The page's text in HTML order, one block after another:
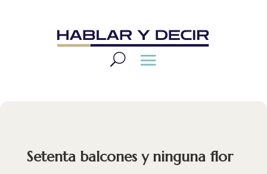
Setenta balcones y ninguna flor